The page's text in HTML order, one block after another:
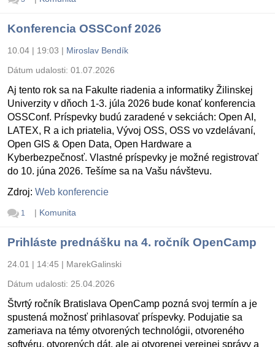
Konferencia OSSConf 2026
10.04 | 19:03 | Miroslav Bendík
Dátum udalosti: 01.07.2026
Aj tento rok sa na Fakulte riadenia a informatiky Žilinskej
Univerzity v dňoch 1-3. júla 2026 bude konať konferencia
OSSConf. Príspevky budú zaradené v sekciách: Open AI,
LATEX, R a ich priatelia, Vývoj OSS, OSS vo vzdelávaní,
Open GIS & Open Data, Open Hardware a
Kyberbezpečnosť. Vlastné príspevky je možné registrovať
do 10. júna 2026. Tešíme sa na Vašu návštevu.
Zdroj: Web konferencie
1 | Komunita
Prihláste prednášku na 4. ročník OpenCamp
24.01 | 14:45 | MarekGalinski
Dátum udalosti: 25.04.2026
Štvrtý ročník Bratislava OpenCamp pozná svoj termín a je
spustená možnosť prihlasovať príspevky. Podujatie sa
zameriava na témy otvorených technológii, otvoreného
softvéru, otvorených dát, ale aj otvorenej verejnej správy a